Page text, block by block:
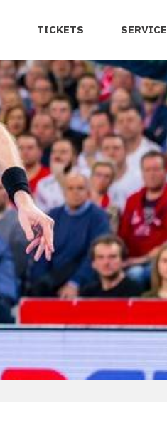
TICKETS SERVICE